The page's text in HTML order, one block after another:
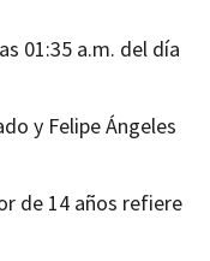
01:35 a.m. del día
y Felipe Ángeles
de 14 años refiere